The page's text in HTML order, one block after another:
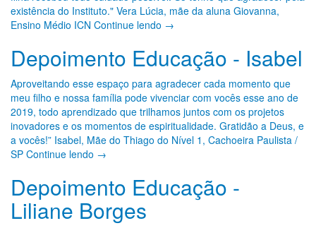
existência do Instituto." Vera Lúcia, mãe da aluna Giovanna,
Ensino Médio ICN Continue lendo →
Depoimento Educação - Isabel
Aproveitando esse espaço para agradecer cada momento que
meu filho e nossa família pode vivenciar com vocês esse ano de
2019, todo aprendizado que trilhamos juntos com os projetos
inovadores e os momentos de espiritualidade. Gratidão a Deus, e
a vocês!” Isabel, Mãe do Thiago do Nível 1, Cachoeira Paulista /
SP Continue lendo →
Depoimento Educação -
Liliane Borges